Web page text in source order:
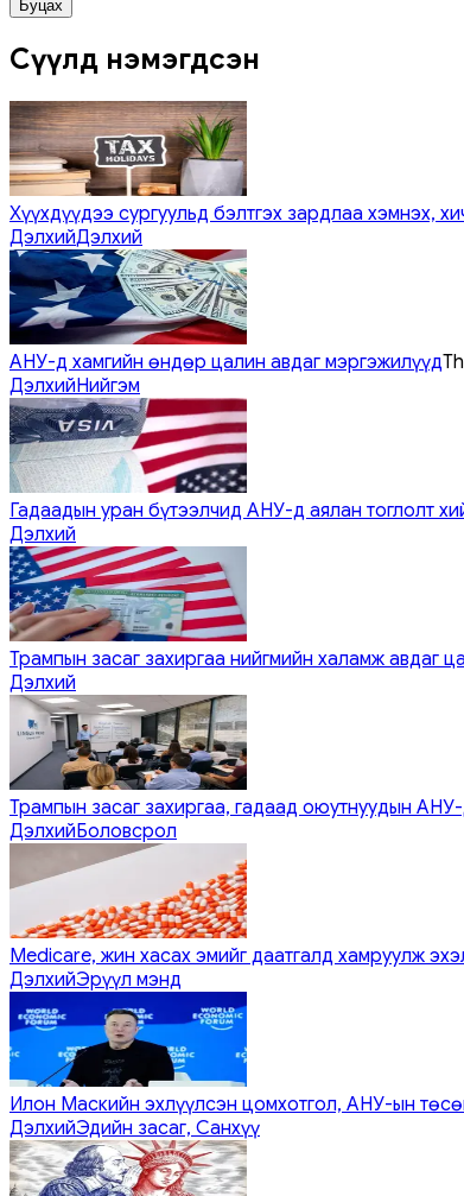
Буцах
Сүүлд нэмэгдсэн
Хүүхдүүдээ сургуульд бэлтгэх зардлаа хэмнэх,
ДэлхийДэлхий
АНУ-д хамгийн өндөр цалин авдаг мэргэжилүүд
ДэлхийНийгэм
Гадаадын уран бүтээлчид АНУ-д аялан тоглолт
Дэлхий
Трампын засаг захиргаа нийгмийн халамж авдаг
Дэлхий
Трампын засаг захиргаа, гадаад оюутнуудын
ДэлхийБоловсрол
Medicare, жин хасах эмийг даатгалд хамруулж
ДэлхийЭрүүл мэнд
Илон Маскийн эхлүүлсэн цомхотгол, АНУ-ын
ДэлхийЭдийн засаг, Санхүү